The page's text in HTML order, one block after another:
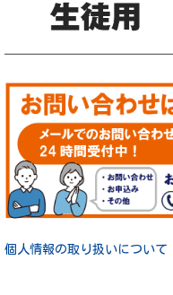
個人情報の取り扱いについて